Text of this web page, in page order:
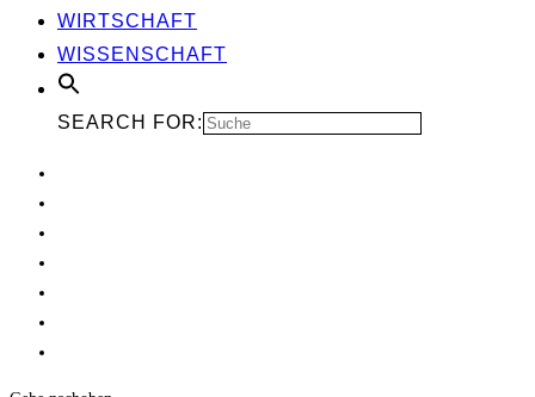
WIRT­SCHAFT
WIS­SEN­SCHAFT
SEARCH FOR: